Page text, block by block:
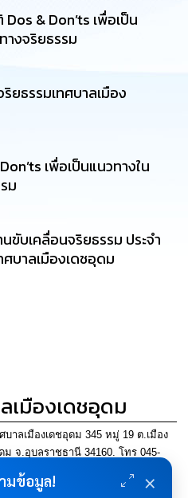
& Don’ts เพื่อเป็น
างจริยธรรม
ยธรรมเทศบาลเมือง
เพื่อเป็นแนวทางใน
ม
ขับเคลื่อนจริยธรรม ประจำ
บาลเมืองเดชอุดม
เมืองเดชอุดม
บาลเมืองเดชอุดม 345 หมู่ 19 ต.เมือง
ม จ.อุบลราชธานี 34160. โทร 045-
มข้อมูล! ×